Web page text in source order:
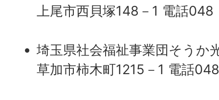
上尾市西貝塚148－1 電話
埼玉県社会福祉事業団そうか
草加市柿木町1215－1 電話